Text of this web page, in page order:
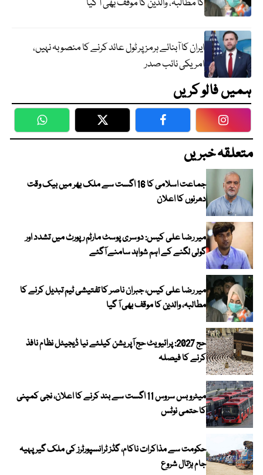
کا مطالبہ، والدین کا موقف بھی آ گیا
ایران کا آبنائے ہرمز پر ٹول عائد کرنے کا منصوبہ نہیں،
امریکی نائب صدر
ہمیں فالو کریں
WhatsApp Twitter Facebook
متعلقہ خبریں
جماعت اسلامی کا 16 اگست سے ملک بھر میں بیک وقت
دھرنوں کا اعلان
میر رضا علی کیس: دوسری پوسٹ مارٹم رپورٹ میں تشدد اور
گولی لگنے کے اہم شواہد سامنے آگئے
میر رضا علی کیس، جبران ناصر کا تفتیشی ٹیم تبدیل کرنے کا
مطالبہ، والدین کا موقف بھی آ گیا
حج 2027: پرائیویٹ حج آپریشن کیلئے نیا ڈیجیٹل نظام نافذ
کرنے کا فیصلہ
میٹرو بس سروس 11 اگست سے بند کرنے کا اعلان، نجی کمپنی
کا حتمی نوٹس
حکومت سے مذاکرات ناکام، گڈز ٹرانسپورٹرز کی ملک گیر پہیہ
جام ہڑتال شروع